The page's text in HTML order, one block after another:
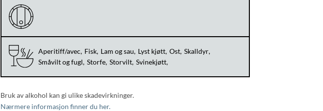
Aperitiff/avec Fisk Lam og sau Lyst kjøtt Ost Skalldyr
Småvilt og fugl Storfe Storvilt Svinekjøtt
Bruk av alkohol kan gi ulike skadevirkninger.
Nærmere informasjon finner du her.